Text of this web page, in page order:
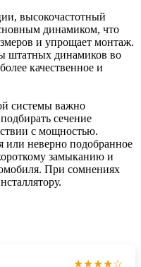
высокочастотный
динамиком, что
и упрощает монтаж.
штатных динамиков во
качественное и
системы важно
сечение
с мощностью.
или неверно подобранное
замыканию и
При сомнениях
★★★★☆